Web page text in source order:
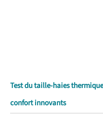
Test du taille-haies
confort innovants